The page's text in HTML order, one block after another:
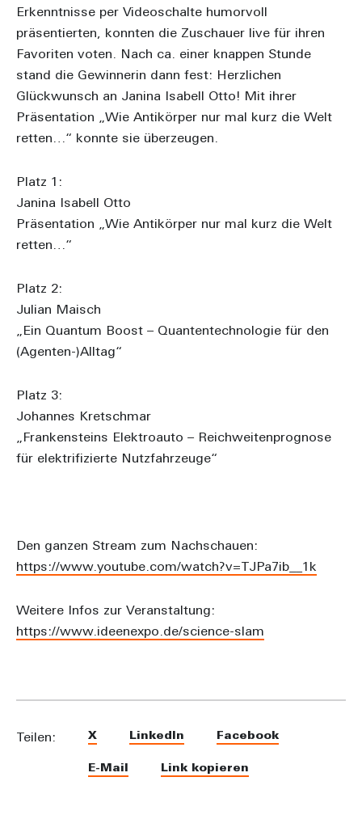
Erkenntnisse per Videoschalte humorvoll
präsentierten, konnten die Zuschauer live für ihren
Favoriten voten. Nach ca. einer knappen Stunde
stand die Gewinnerin dann fest: Herzlichen
Glückwunsch an Janina Isabell Otto! Mit ihrer
Präsentation „Wie Antikörper nur mal kurz die Welt
retten…“ konnte sie überzeugen.
Platz 1:
Janina Isabell Otto
Präsentation „Wie Antikörper nur mal kurz die Welt
retten…“
Platz 2:
Julian Maisch
„Ein Quantum Boost – Quantentechnologie für den
(Agenten-)Alltag“
Platz 3:
Johannes Kretschmar
„Frankensteins Elektroauto – Reichweitenprognose
für elektrifizierte Nutzfahrzeuge“
Den ganzen Stream zum Nachschauen:
https://www.youtube.com/watch?v=TJPa7ib__1k
Weitere Infos zur Veranstaltung:
https://www.ideenexpo.de/science-slam
Teilen: X LinkedIn Facebook
E-Mail Link kopieren